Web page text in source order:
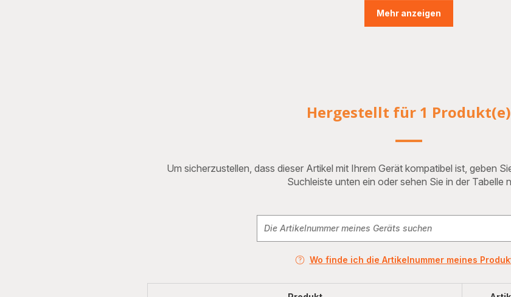
Mehr anzeigen
Hergestellt für 1 Produkt(e)
Um sicherzustellen, dass dieser Artikel mit Ihrem Gerät kompatibel ist, geben
Suchleiste unten ein oder sehen Sie in der Tabelle
Wo finde ich die Artikelnummer meines